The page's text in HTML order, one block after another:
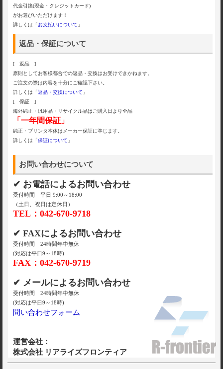
代金引換(現金・クレジットカード)
がお選びいただけます！
詳しくは「 お支払いについて 」
返品・保証について
[ 返品 ]
原則としてお客様都合での返品・交換はお受けできかねます。
ご注文の際は内容を十分にご確認下さい。
詳しくは「 返品・交換について 」
[ 保証 ]
海外純正・汎用品・リサイクル品はご購入日より全品
「一年間保証」
純正・プリンタ本体はメーカー保証に準じます。
詳しくは「 保証について 」
お問い合わせについて
✔ お電話によるお問い合わせ
受付時間 平日 9:00～18:00
（土日、祝日は定休日）
TEL：042-670-9718
✔ FAXによるお問い合わせ
受付時間 24時間年中無休
(対応は平日9～18時)
FAX：042-670-9719
✔ メールによるお問い合わせ
受付時間 24時間年中無休
(対応は平日9～18時)
問い合わせフォーム
運営会社：
株式会社 リアライズフロンティア